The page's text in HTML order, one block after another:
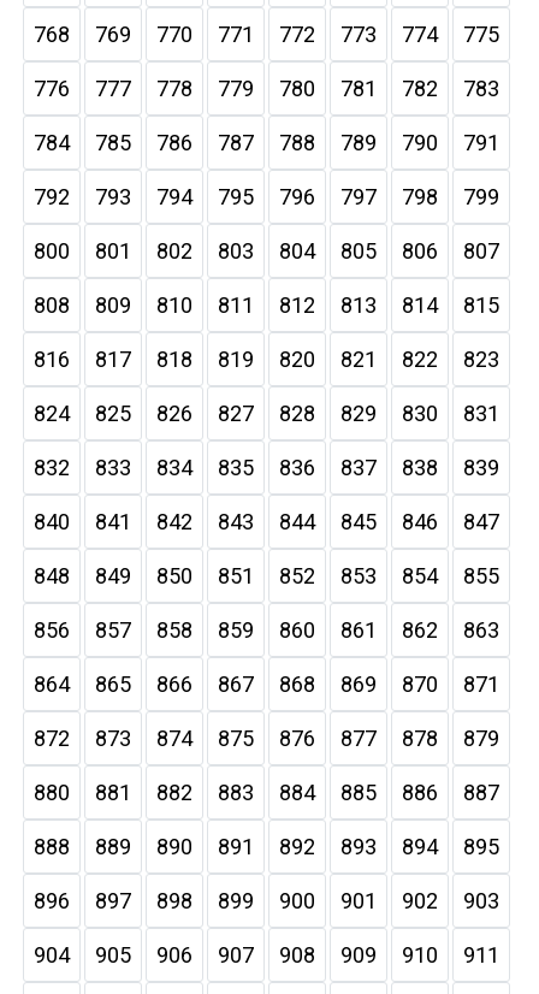
768 769 770 771 772 773 774 775
776 777 778 779 780 781 782 783
784 785 786 787 788 789 790 791
792 793 794 795 796 797 798 799
800 801 802 803 804 805 806 807
808 809 810 811 812 813 814 815
816 817 818 819 820 821 822 823
824 825 826 827 828 829 830 831
832 833 834 835 836 837 838 839
840 841 842 843 844 845 846 847
848 849 850 851 852 853 854 855
856 857 858 859 860 861 862 863
864 865 866 867 868 869 870 871
872 873 874 875 876 877 878 879
880 881 882 883 884 885 886 887
888 889 890 891 892 893 894 895
896 897 898 899 900 901 902 903
904 905 906 907 908 909 910 911